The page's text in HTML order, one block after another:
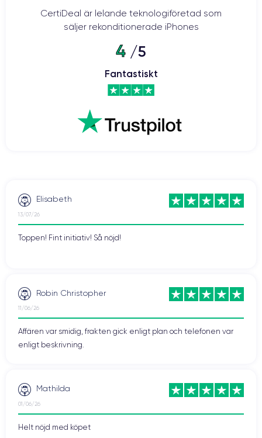
CertiDeal är lelande teknologiföretad som
säljer rekonditionerade iPhones
4 /5
Fantastiskt
Elisabeth
13/07/26
Toppen! Fint initiativ! Så nöjd!
Robin Christopher
11/06/26
Affären var smidig, frakten gick enligt plan och telefonen var
enligt beskrivning.
Mathilda
01/06/26
Helt nöjd med köpet